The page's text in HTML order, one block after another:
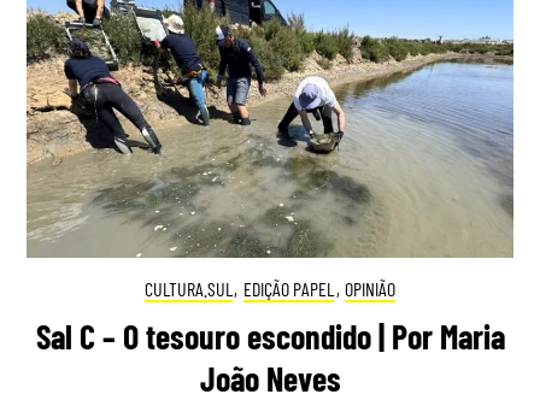
CULTURA.SUL , EDIÇÃO PAPEL , OPINIÃO
Sal C – O tesouro escondido | Por Maria
João Neves